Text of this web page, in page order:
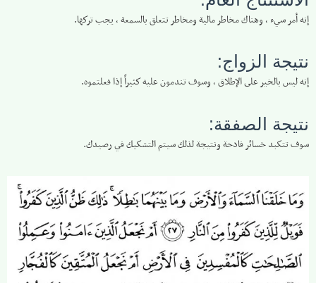
إنه أمر سيء ، وهناك مخاطر مالية ومخاطر تتعلق بالسمعة ، يجب تركها.
نتيجة الزواج:
إنه ليس بالخير على الإطلاق ، وسوف تندمون عليه كثيراً إذا فعلتموه.
نتيجة الصفقة:
سوف تتكبد خسائر فادحة ونتيجة لذلك سيتم التشكيك في رصيدك.